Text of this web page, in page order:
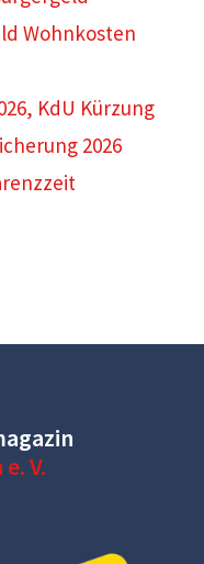
Wohnkosten
, KdU Kürzung
2026
V.